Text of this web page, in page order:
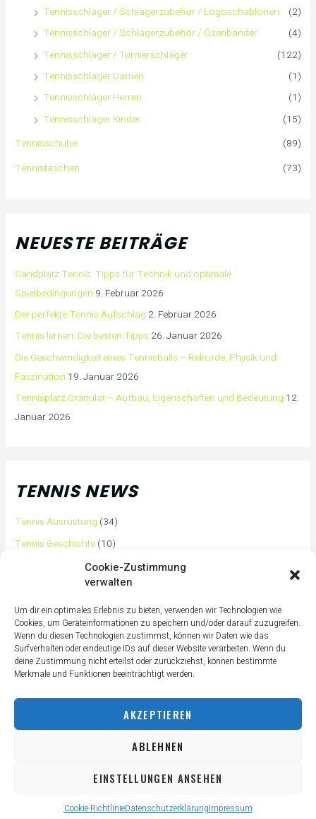
Cookie-Zustimmung
verwalten
Um dir ein optimales Erlebnis zu bieten, verwenden wir Technologien wie
Cookies, um Geräteinformationen zu speichern und/oder darauf zuzugreifen.
Wenn du diesen Technologien zustimmst, können wir Daten wie das
Surfverhalten oder eindeutige IDs auf dieser Website verarbeiten. Wenn du
deine Zustimmung nicht erteilst oder zurückziehst, können bestimmte
Merkmale und Funktionen beeinträchtigt werden.
AKZEPTIEREN
ABLEHNEN
EINSTELLUNGEN ANSEHEN
Cookie-RichtlinieDatenschutzerklärungImpressum
Tennisschläger / Schlägerzubehör / Logoschablonen
(2)
Tennisschläger / Schlägerzubehör / Ösenbänder
(4)
Tennisschläger / Turnierschläger
(122)
Tennisschläger Damen
(1)
Tennisschläger Herren
(1)
Tennisschläger Kinder
(15)
Tennisschuhe
(89)
Tennistaschen
(73)
NEUESTE BEITRÄGE
Sandplatz Tennis: Tipps für Technik und optimale
Spielbedingungen 9. Februar 2026
Der perfekte Tennis Aufschlag 2. Februar 2026
Tennis lernen: Die besten Tipps 26. Januar 2026
Die Geschwindigkeit eines Tennisballs – Rekorde, Physik und
Faszination 19. Januar 2026
Tennisplatz Granulat – Aufbau, Eigenschaften und Bedeutung 12.
Januar 2026
TENNIS NEWS
Tennis Ausrüstung (34)
Tennis Geschichte (10)
Tennis Tipps und Tricks(63)
(3)
Tennis Training für Anfänger(36)
Tennisass Profis(7)
Tennisbälle (4)
Tennisplatz(1)